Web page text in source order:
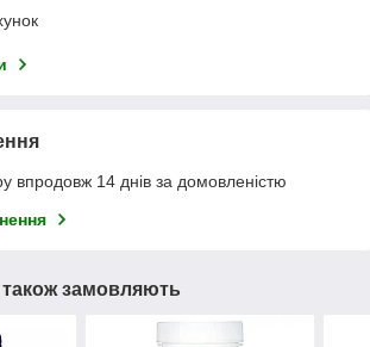
впродовж 14 днів за домовленістю
замовляють